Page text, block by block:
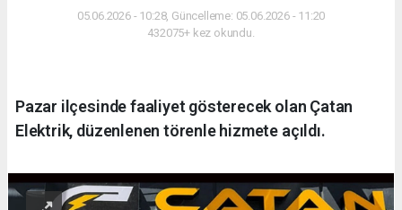
05.06.2026 - 10:28, Güncelleme: 05.06.2026 - 11:20
432075+ kez okundu.
Pazar ilçesinde faaliyet gösterecek olan Çatan
Elektrik, düzenlenen törenle hizmete açıldı.